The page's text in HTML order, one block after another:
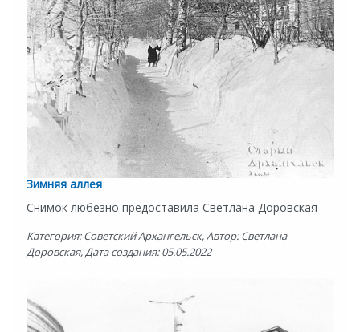
Зимняя аллея
Снимок любезно предоставила Светлана Доровская
Категория: Советский Архангельск, Автор: Светлана
Доровская, Дата создания: 05.05.2022